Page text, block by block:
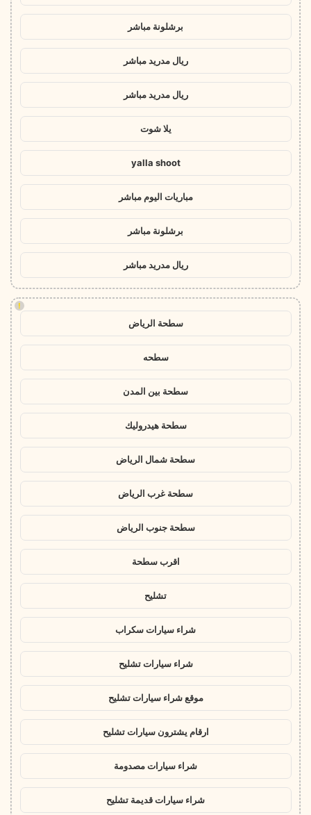
برشلونة مباشر
ريال مدريد مباشر
ريال مدريد مباشر
يلا شوت
yalla shoot
مباريات اليوم مباشر
برشلونة مباشر
ريال مدريد مباشر
!
سطحة الرياض
سطحه
سطحة بين المدن
سطحة هيدروليك
سطحة شمال الرياض
سطحة غرب الرياض
سطحة جنوب الرياض
اقرب سطحة
تشليح
شراء سيارات سكراب
شراء سيارات تشليح
موقع شراء سيارات تشليح
ارقام يشترون سيارات تشليح
شراء سيارات مصدومة
شراء سيارات قديمة تشليح